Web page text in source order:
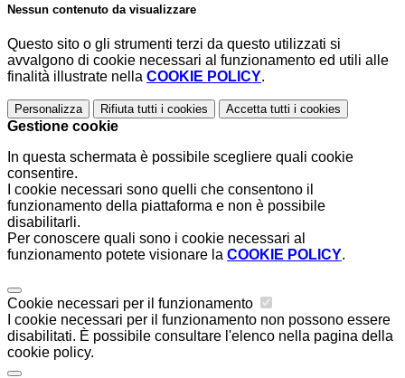
Nessun contenuto da visualizzare
Questo sito o gli strumenti terzi da questo utilizzati si
avvalgono di cookie necessari al funzionamento ed utili alle
finalità illustrate nella COOKIE POLICY.
Personalizza Rifiuta tutti i cookies Accetta tutti i cookies
Gestione cookie
In questa schermata è possibile scegliere quali cookie
consentire.
I cookie necessari sono quelli che consentono il
funzionamento della piattaforma e non è possibile
disabilitarli.
Per conoscere quali sono i cookie necessari al
funzionamento potete visionare la COOKIE POLICY.
Cookie necessari per il funzionamento
I cookie necessari per il funzionamento non possono essere
disabilitati. È possibile consultare l'elenco nella pagina della
cookie policy.